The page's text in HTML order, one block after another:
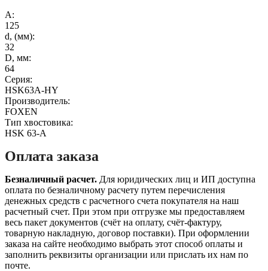
A:
125
d, (мм):
32
D, мм:
64
Серия:
HSK63A-HY
Производитель:
FOXEN
Тип хвостовика:
HSK 63-A
Оплата заказа
Безналичный расчет. Для юридических лиц и ИП доступна
оплата по безналичному расчету путем перечисления
денежных средств с расчетного счета покупателя на наш
расчетный счет. При этом при отгрузке мы предоставляем
весь пакет документов (счёт на оплату, счёт-фактуру,
товарную накладную, договор поставки). При оформлении
заказа на сайте необходимо выбрать этот способ оплаты и
заполнить реквизиты организации или прислать их нам по
почте.